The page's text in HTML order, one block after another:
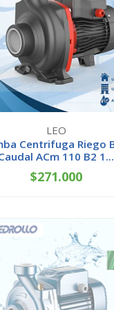
LEO
Centrifuga Riego
ACm 110 B2 1...
+
$271.000